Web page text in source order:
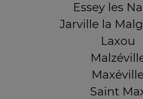
Essey les
Jarville la
Laxou
Saint